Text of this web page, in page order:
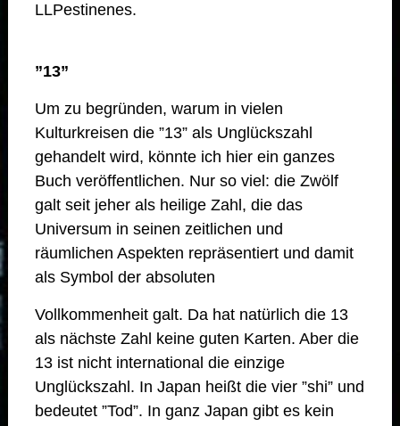
LLPestinenes.
”13”
Um zu begründen, warum in vielen
Kulturkreisen die ”13” als Unglückszahl
gehandelt wird, könnte ich hier ein ganzes
Buch veröffentlichen. Nur so viel: die Zwölf
galt seit jeher als heilige Zahl, die das
Universum in seinen zeitlichen und
räumlichen Aspekten repräsentiert und damit
als Symbol der absoluten
Vollkommenheit galt. Da hat natürlich die 13
als nächste Zahl keine guten Karten. Aber die
13 ist nicht international die einzige
Unglückszahl. In Japan heißt die vier ”shi” und
bedeutet ”Tod”. In ganz Japan gibt es kein